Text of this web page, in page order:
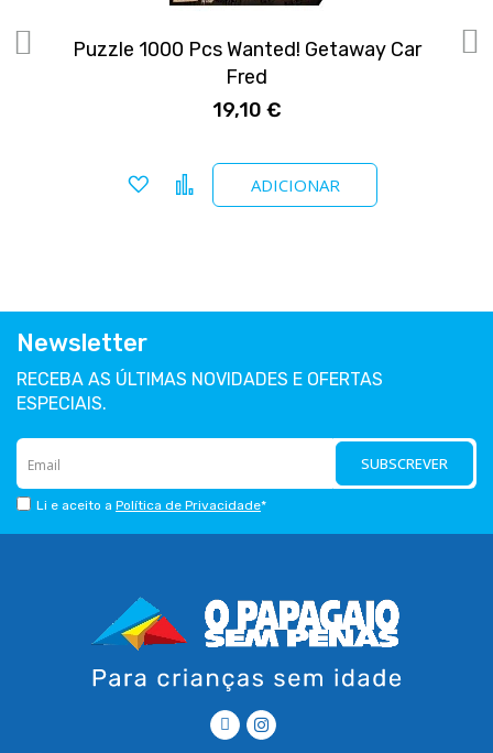
Puzzle 1000 Pcs Wanted! Getaway Car
Fred
19,10 €
ADICIONAR
Adicionar a favoritos
Comparar
Newsletter
RECEBA AS ÚLTIMAS NOVIDADES E OFERTAS
ESPECIAIS.
SUBSCREVER
Li e aceito a Política de Privacidade*